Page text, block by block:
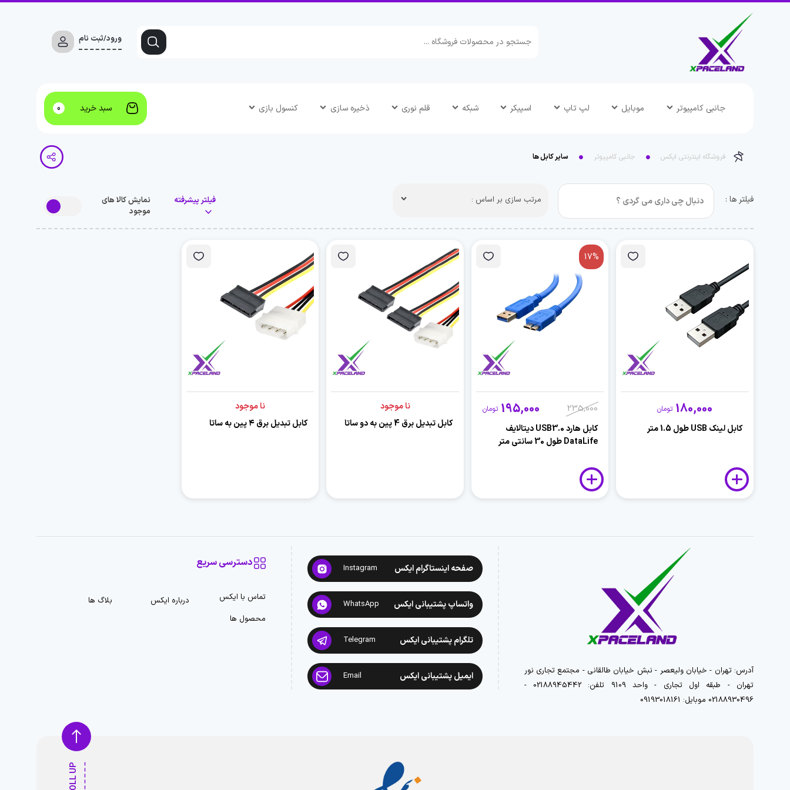
ورود/ثبت نام
جانبی کامپیوتر موبایل لپ تاپ اسپیکر شبکه قلم نوری ذخیره سازی کنسول بازی سبد خرید 0
فروشگاه اینترنتی ایکس جانبی کامپیوتر سایر کابل ها
فیلتر ها : مرتب سازی بر اساس : فیلتر پیشرفته
نمایش کالا های
موجود
180,000 تومان
کابل لینک USB طول 1.5 متر
17%
235,000
195,000 تومان
کابل هارد USB3.0 دیتالایف
DataLife طول 30 سانتی متر
نا موجود
کابل تبدیل برق 4 پین به دو ساتا
نا موجود
کابل تبدیل برق ۴ پین به ساتا
آدرس: تهران - خیابان ولیعصر - نبش خیابان طالقانی - مجتمع تجاری نور
تهران - طبقه اول تجاری - واحد 9109 تلفن: 02188945442 -
02188930496 موبایل: 09193018161
صفحه اینستاگرام ایکس Instagram
واتساپ پشتیبانی ایکس WhatsApp
تلگرام پشتیبانی ایکس Telegram
ایمیل پشتیبانی ایکس Email
دسترسی سریع
تماس با ایکس درباره ایکس
بلاگ ها
محصول ها